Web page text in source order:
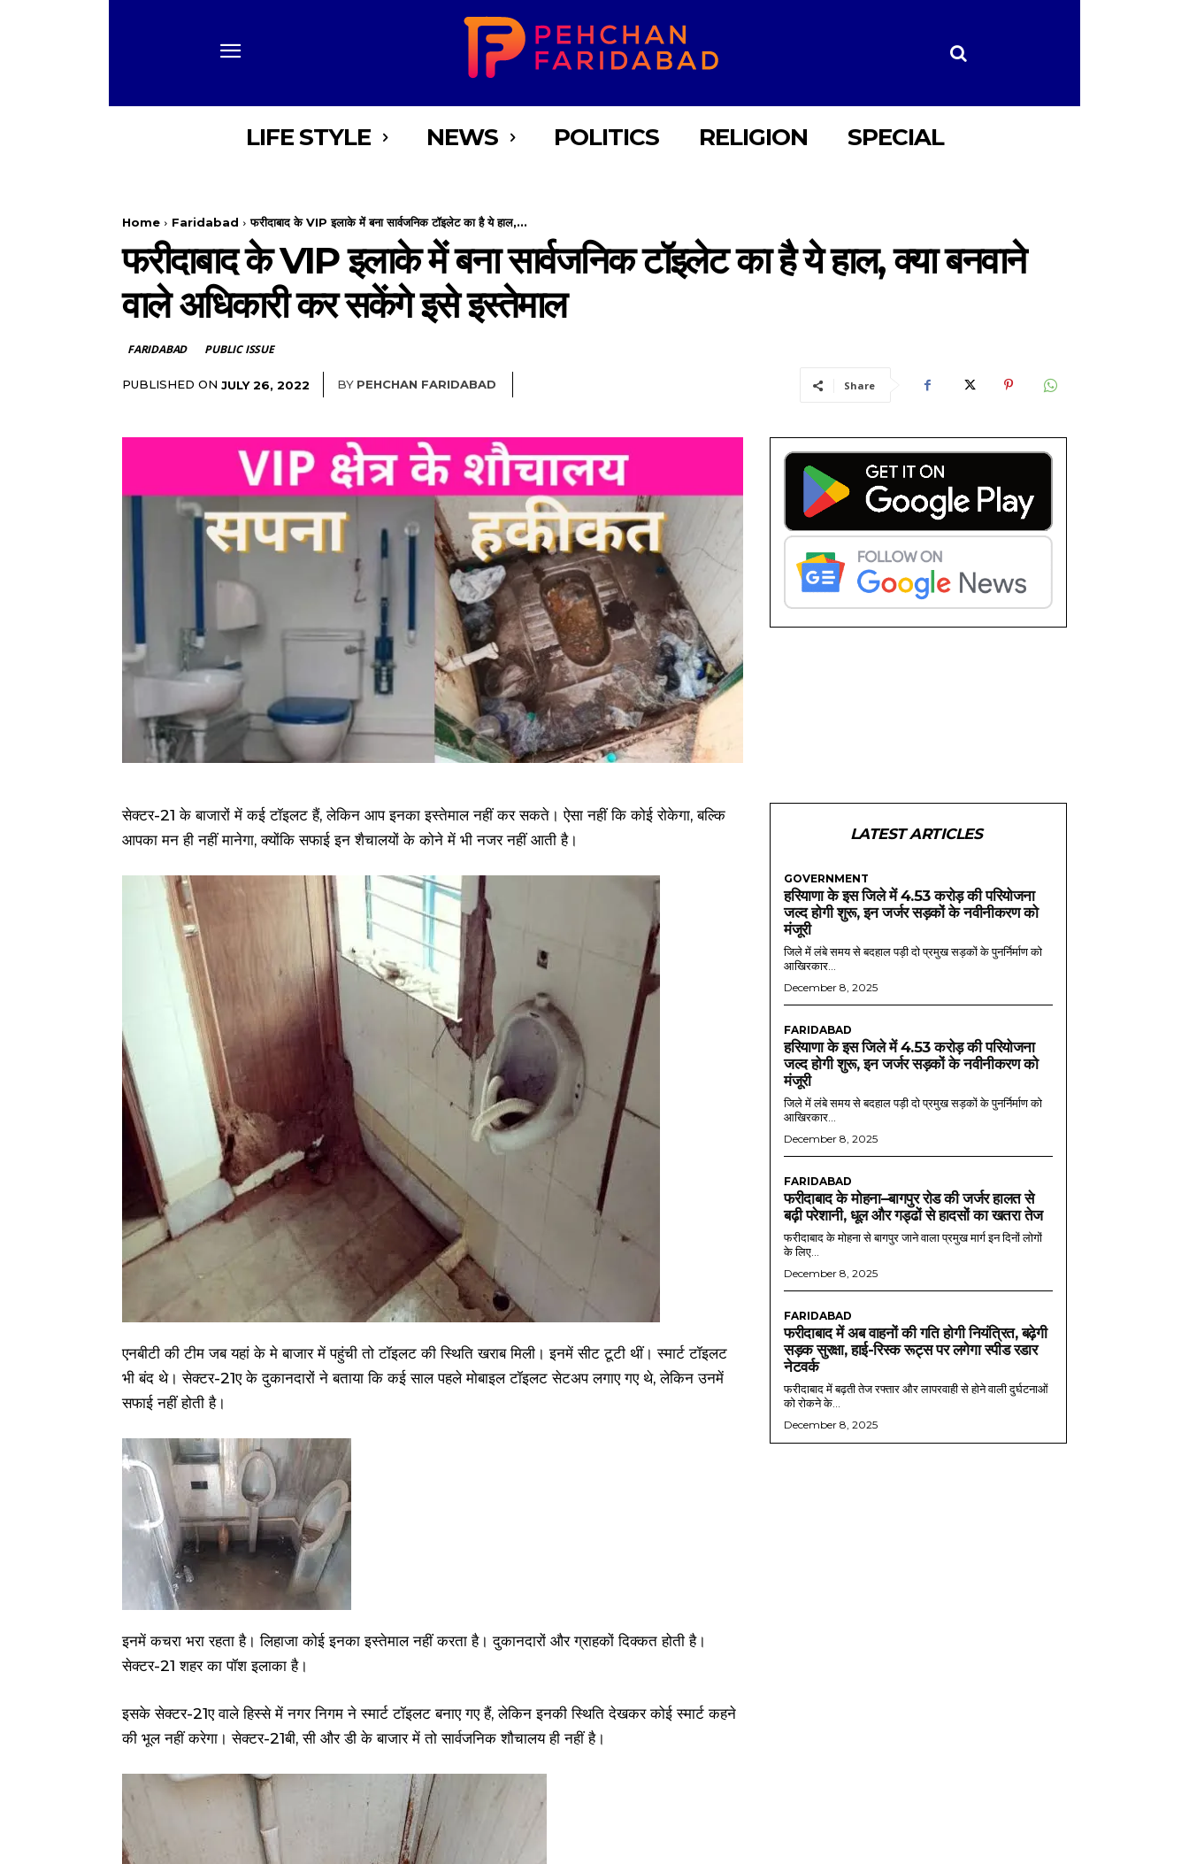
LIFE STYLE NEWS POLITICS RELIGION SPECIAL
Home Faridabad फरीदाबाद के VIP इलाके में बना सार्वजनिक टॉइलेट का है ये हाल,...
फरीदाबाद के VIP इलाके में बना सार्वजनिक टॉइलेट का है ये हाल, क्या बनवाने
वाले अधिकारी कर सकेंगे इसे इस्तेमाल
FARIDABAD PUBLIC ISSUE
PUBLISHED ON JULY 26, 2022 BY PEHCHAN FARIDABAD Share
सेक्टर-21 के बाजारों में कई टॉइलट हैं, लेकिन आप इनका इस्तेमाल नहीं कर सकते। ऐसा नहीं कि कोई रोकेगा, बल्कि
आपका मन ही नहीं मानेगा, क्योंकि सफाई इन शैचालयों के कोने में भी नजर नहीं आती है।
एनबीटी की टीम जब यहां के मे बाजार में पहुंची तो टॉइलट की स्थिति खराब मिली। इनमें सीट टूटी थीं। स्मार्ट टॉइलट
भी बंद थे। सेक्टर-21ए के दुकानदारों ने बताया कि कई साल पहले मोबाइल टॉइलट सेटअप लगाए गए थे, लेकिन उनमें
सफाई नहीं होती है।
इनमें कचरा भरा रहता है। लिहाजा कोई इनका इस्तेमाल नहीं करता है। दुकानदारों और ग्राहकों दिक्कत होती है।
सेक्टर-21 शहर का पॉश इलाका है।
इसके सेक्टर-21ए वाले हिस्से में नगर निगम ने स्मार्ट टॉइलट बनाए गए हैं, लेकिन इनकी स्थिति देखकर कोई स्मार्ट कहने
की भूल नहीं करेगा। सेक्टर-21बी, सी और डी के बाजार में तो सार्वजनिक शौचालय ही नहीं है।
LATEST ARTICLES
GOVERNMENT
हरियाणा के इस जिले में 4.53 करोड़ की परियोजना
जल्द होगी शुरू, इन जर्जर सड़कों के नवीनीकरण को
मंजूरी
जिले में लंबे समय से बदहाल पड़ी दो प्रमुख सड़कों के पुनर्निर्माण को
आखिरकार...
December 8, 2025
FARIDABAD
हरियाणा के इस जिले में 4.53 करोड़ की परियोजना
जल्द होगी शुरू, इन जर्जर सड़कों के नवीनीकरण को
मंजूरी
जिले में लंबे समय से बदहाल पड़ी दो प्रमुख सड़कों के पुनर्निर्माण को
आखिरकार...
December 8, 2025
FARIDABAD
फरीदाबाद के मोहना–बागपुर रोड की जर्जर हालत से
बढ़ी परेशानी, धूल और गड्ढों से हादसों का खतरा तेज
फरीदाबाद के मोहना से बागपुर जाने वाला प्रमुख मार्ग इन दिनों लोगों
के लिए...
December 8, 2025
FARIDABAD
फरीदाबाद में अब वाहनों की गति होगी नियंत्रित, बढ़ेगी
सड़क सुरक्षा, हाई-रिस्क रूट्स पर लगेगा स्पीड रडार
नेटवर्क
फरीदाबाद में बढ़ती तेज रफ्तार और लापरवाही से होने वाली दुर्घटनाओं
को रोकने के...
December 8, 2025